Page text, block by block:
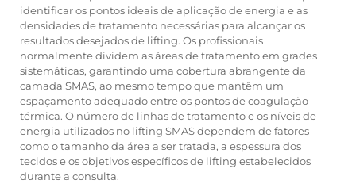
identificar os pontos ideais de aplicação de energia e as
densidades de tratamento necessárias para alcançar os
resultados desejados de lifting. Os profissionais
normalmente dividem as áreas de tratamento em grades
sistemáticas, garantindo uma cobertura abrangente da
camada SMAS, ao mesmo tempo que mantêm um
espaçamento adequado entre os pontos de coagulação
térmica. O número de linhas de tratamento e os níveis de
energia utilizados no lifting SMAS dependem de fatores
como o tamanho da área a ser tratada, a espessura dos
tecidos e os objetivos específicos de lifting estabelecidos
durante a consulta.